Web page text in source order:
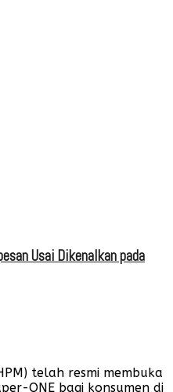
Usai Dikenalkan pada
telah resmi membuka
ONE bagi konsumen di